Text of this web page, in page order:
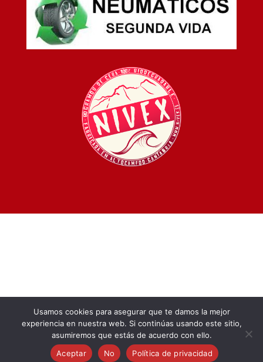
mas infomación
Usamos cookies para asegurar que te damos la mejor
experiencia en nuestra web. Si continúas usando este sitio,
asumiremos que estás de acuerdo con ello.
Aceptar
No Política de privacidad